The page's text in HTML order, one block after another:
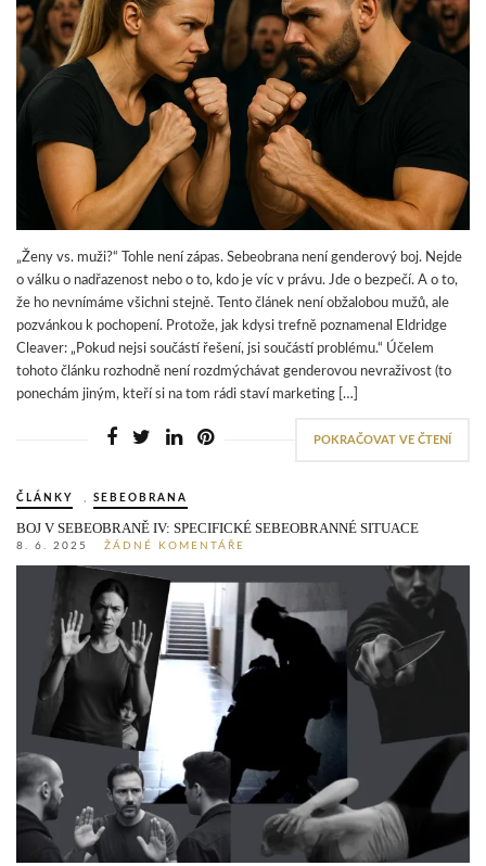
„Ženy vs. muži?“ Tohle není zápas. Sebeobrana není genderový boj. Nejde
o válku o nadřazenost nebo o to, kdo je víc v právu. Jde o bezpečí. A o to,
že ho nevnímáme všichni stejně. Tento článek není obžalobou mužů, ale
pozvánkou k pochopení. Protože, jak kdysi trefně poznamenal Eldridge
Cleaver: „Pokud nejsi součástí řešení, jsi součástí problému.“ Účelem
tohoto článku rozhodně není rozdmýchávat genderovou nevraživost (to
ponechám jiným, kteří si na tom rádi staví marketing […]
POKRAČOVAT VE ČTENÍ
ČLÁNKY , SEBEOBRANA
BOJ V SEBEOBRANĚ IV: SPECIFICKÉ SEBEOBRANNÉ SITUACE
8. 6. 2025 ŽÁDNÉ KOMENTÁŘE